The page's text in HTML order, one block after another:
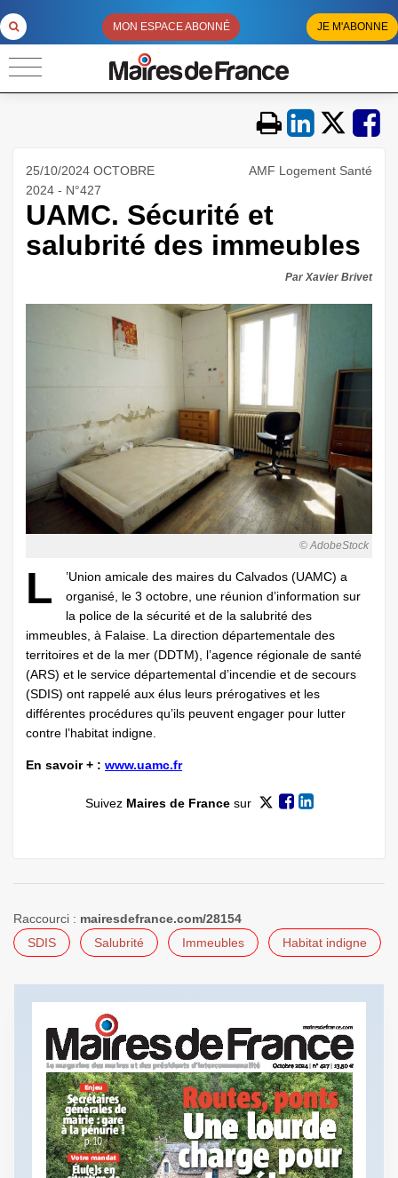
MON ESPACE ABONNÉ JE M'ABONNE
25/10/2024 OCTOBRE
2024 - N°427
AMF Logement Santé
UAMC. Sécurité et
salubrité des immeubles
Par Xavier Brivet
© AdobeStock
L
’Union amicale des maires du Calvados (UAMC) a
organisé, le 3 octobre, une réunion d’information sur
la police de la sécurité et de la salubrité des
immeubles, à Falaise. La direction départementale des
territoires et de la mer (DDTM), l’agence régionale de santé
(ARS) et le service départemental d’incendie et de secours
(SDIS) ont rappelé aux élus leurs prérogatives et les
différentes procédures qu’ils peuvent engager pour lutter
contre l’habitat indigne.
En savoir + : www.uamc.fr
Suivez Maires de Francesur
Raccourci : mairesdefrance.com/28154
SDIS
Salubrité Immeubles Habitat indigne